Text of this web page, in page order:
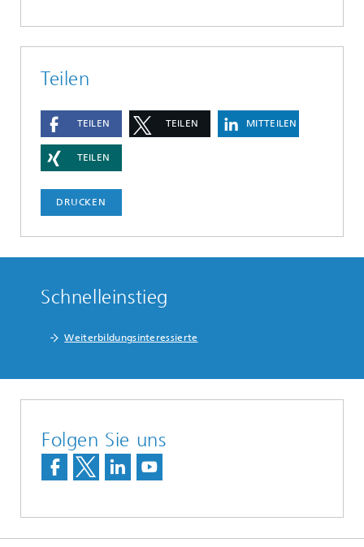
Teilen
TEILEN TEILEN MITTEILEN
TEILEN
DRUCKEN
Schnelleinstieg
Weiterbildungsinteressierte
Folgen Sie uns